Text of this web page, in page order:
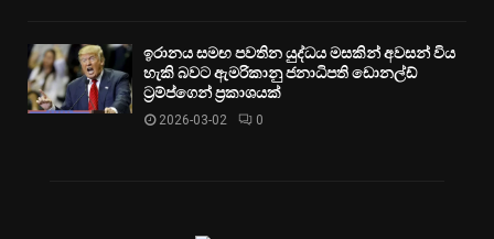
ඉරානය සමඟ පවතින යුද්ධය මසකින් අවසන් විය
හැකි බවට ඇමරිකානු ජනාධිපති ඩොනල්ඩ්
ට්‍රම්ප්ගෙන් ප්‍රකාශයක්
2026-03-02 0